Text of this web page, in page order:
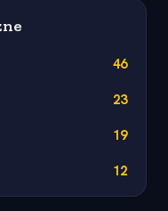
46
23
19
12